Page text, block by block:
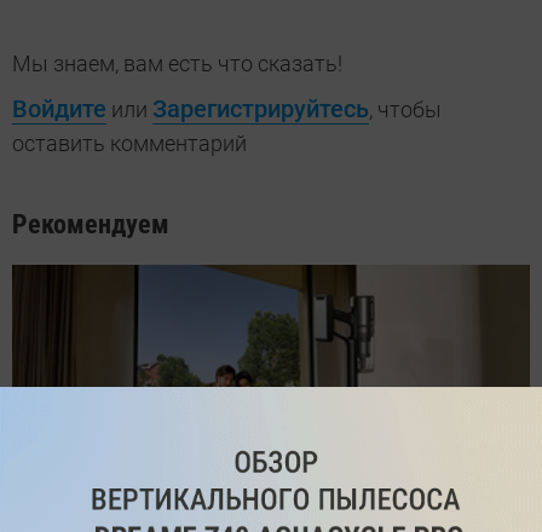
Мы знаем, вам есть что сказать!
Войдите или Зарегистрируйтесь, чтобы
оставить комментарий
Рекомендуем